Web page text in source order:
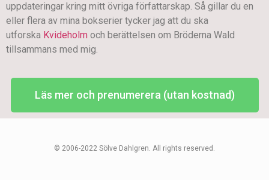
uppdateringar kring mitt övriga författarskap. Så gillar du en
eller flera av mina bokserier tycker jag att du ska
utforska Kvideholm och berättelsen om Bröderna Wald
tillsammans med mig.
Läs mer och prenumerera (utan kostnad)
© 2006-2022 Sölve Dahlgren. All rights reserved.